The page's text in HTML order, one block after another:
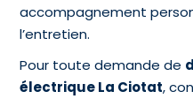
accompagnement
l’entretien.
Pour toute demande de
électrique La Ciotat,